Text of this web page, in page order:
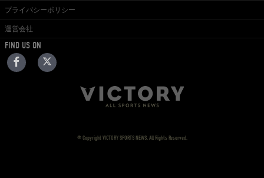
プライバシーポリシー
運営会社
FIND US ON
© Copyright VICTORY SPORTS NEWS. All Rights Reserved.